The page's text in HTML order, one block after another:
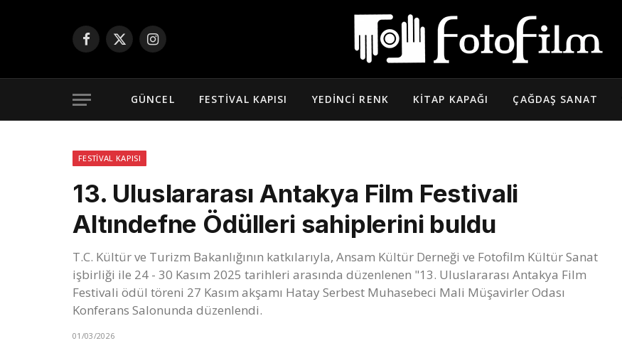
Facebook
X
Instagram
GÜNCEL FESTIVAL KAPISI YEDINCI RENK KITAP KAPAĞI ÇAĞDAŞ SANAT
FESTIVAL KAPISI
13. Uluslararası Antakya Film Festivali
Altındefne Ödülleri sahiplerini buldu
T.C. Kültür ve Turizm Bakanlığının katkılarıyla, Ansam Kültür Derneği ve Fotofilm Kültür Sanat
işbirliği ile 24 - 30 Kasım 2025 tarihleri arasında düzenlenen "13. Uluslararası Antakya Film
Festivali ödül töreni 27 Kasım akşamı Hatay Serbest Muhasebeci Mali Müşavirler Odası
Konferans Salonunda düzenlendi.
01/03/2026